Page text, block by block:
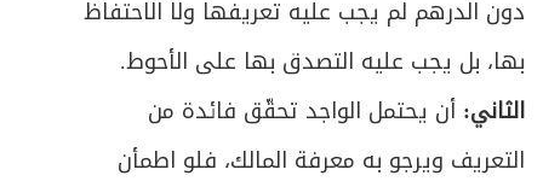
دون الدرهم لم يجب عليه تعريفها ولا الاحتفاظ
بها، بل يجب عليه التصدق بها على الأحوط.
الثاني: أن يحتمل الواجد تحقّق فائدة من
التعريف ويرجو به معرفة المالك، فلو اطمأن